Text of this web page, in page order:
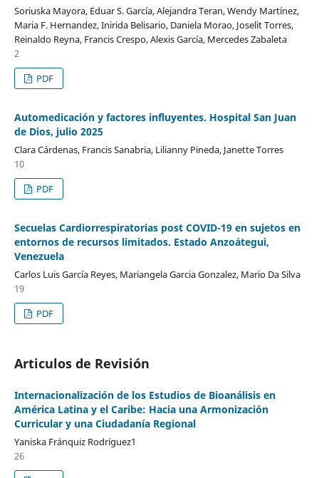
Soriuska Mayora, Eduar S. García, Alejandra Teran, Wendy Martínez,
Maria F. Hernandez, Inirida Belisario, Daniela Morao, Joselit Torres,
Reinaldo Reyna, Francis Crespo, Alexis García, Mercedes Zabaleta
2
PDF
Automedicación y factores influyentes. Hospital San Juan
de Dios, julio 2025
Clara Cárdenas, Francis Sanabria, Lilianny Pineda, Janette Torres
10
PDF
Secuelas Cardiorrespiratorias post COVID-19 en sujetos en
entornos de recursos limitados. Estado Anzoátegui,
Venezuela
Carlos Luis García Reyes, Mariangela Garcia Gonzalez, Mario Da Silva
19
PDF
Articulos de Revisión
Internacionalización de los Estudios de Bioanálisis en
América Latina y el Caribe: Hacia una Armonización
Curricular y una Ciudadanía Regional
Yaniska Fránquiz Rodríguez1
26